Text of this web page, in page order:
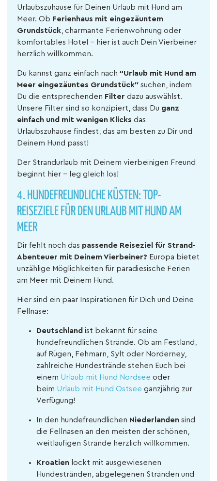
Urlaubszuhause für Deinen Urlaub mit Hund am
Meer. Ob Ferienhaus mit eingezäuntem
Grundstück , charmante Ferienwohnung oder
komfortables Hotel – hier ist auch Dein Vierbeiner
herzlich willkommen.
Du kannst ganz einfach nach “Urlaub mit Hund am
Meer eingezäuntes Grundstück” suchen, indem
Du die entsprechenden Filter dazu auswählst.
Unsere Filter sind so konzipiert, dass Du ganz
einfach und mit wenigen Klicks das
Urlaubszuhause findest, das am besten zu Dir und
Deinem Hund passt!
Der Strandurlaub mit Deinem vierbeinigen Freund
beginnt hier – leg gleich los!
4. HUNDEFREUNDLICHE KÜSTEN: TOP-
REISEZIELE FÜR DEN URLAUB MIT HUND AM
MEER
Dir fehlt noch das passende Reiseziel für Strand-
Abenteuer mit Deinem Vierbeiner? Europa bietet
unzählige Möglichkeiten für paradiesische Ferien
am Meer mit Deinem Hund.
Hier sind ein paar Inspirationen für Dich und Deine
Fellnase:
Deutschland ist bekannt für seine
hundefreundlichen Strände. Ob am Festland,
auf Rügen, Fehmarn, Sylt oder Norderney,
zahlreiche Hundestrände stehen Euch bei
einem Urlaub mit Hund Nordsee oder
beim Urlaub mit Hund Ostsee ganzjährig zur
Verfügung!
In den hundefreundlichen Niederlanden sind
die Fellnasen an den meisten der schönen,
weitläufigen Strände herzlich willkommen.
Kroatien lockt mit ausgewiesenen
Hundestränden, abgelegenen Stränden und